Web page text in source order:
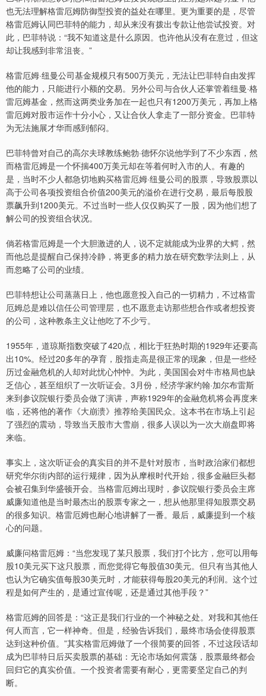
也无法理解格雷厄姆防御型投资的益处在哪里。更为重要的是，尽管
格雷厄姆认同巴菲特的能力，却从来没有拨出专款让他尝试投资。对
此，巴菲特说：“我不知道这是什么原因。也许他从没有在意过，但这
却让我感到非常沮丧。”
格雷厄姆·纽曼公司基金规模只有500万美元，无法让巴菲特自由发挥
他的能力，只能进行小额的交易。另外公司与合伙人还掌管着纽曼·格
雷厄姆基金，然而这两类业务加在一起也只有1200万美元，再加上格
雷厄姆对股市运作十分小心，又让合伙人拿走了一部分资金。巴菲特
为无法施展才华而感到郁闷。
巴菲特曾对自己的高尔夫球教练鲍勃·德怀尔说他学到了不少东西，然
而格雷厄姆是一个怀揣400万美元却在等着何时入市的人。有趣的
是，当时不少人都急切地购买格雷厄姆·纽曼公司的股票，导致股票以
高于公司各项投资组合价值200美元的溢价在进行交易，最后每股股
票飙升到1200美元。不过当时一些人仅仅购买了一股，因为他们想了
解公司的投资组合状况。
倘若格雷厄姆是一个大胆激进的人，说不定就能成为业界的大鳄，然
而他总是提醒自己保持冷静，将更多的精力放在研究数学法则上，从
而忽略了公司的业绩。
巴菲特想让公司蒸蒸日上，他也愿意投入自己的一切精力，不过格雷
厄姆总是难以信任公司管理层，也不愿意走访那些想合作或者想投资
的公司，这种教条主义让他吃了不少亏。
1955年，道琼斯指数突破了420点，相比于狂热时期的1929年还要高
出10%。经过20多年的孕育，股指走高是很正常的现象，但是一些经
历过金融危机的人却对此忧心忡忡。为此，美国国会对牛市格局也缺
乏信心，甚至组织了一次听证会。3月份，经济学家约翰·加尔布雷斯
来到参议院银行委员会做了演讲，声称1929年的金融危机将会再度来
临，还将他的著作《大崩溃》推荐给美国民众。这本书在市场上引起
了强烈的震动，导致当天股市大雪崩，很多人误以为一次大崩盘即将
来临。
事实上，这次听证会的真实目的并不是针对股市，当时政治家们都想
研究华尔街内部的运行规律，因为从摩根时代开始，很多金融巨头都
会被召集到华盛顿开会。当格雷厄姆出现时，参议院银行委员会主席
威廉知道他是当时最杰出的股票专家之一，想从他那里得知股票交易
的很多知识。格雷厄姆也耐心地讲解了一番。最后，威廉提到一个核
心的问题。
威廉问格雷厄姆：“当您发现了某只股票，我们打个比方，您可以用每
股10美元买下这只股票，而您觉得它每股值30美元。但只有当其他人
也认为它确实值每股30美元时，才能获得每股20美元的利润。这个过
程是如何产生的，是通过宣传呢，还是通过其他手段？”
格雷厄姆的回答是：“这正是我们行业的一个神秘之处。对我和其他任
何人而言，它一样神奇。但是，经验告诉我们，最终市场会使得股票
达到这种价值。”其实格雷厄姆做了一个很简要的回答，不过这段话却
成为巴菲特日后买卖股票的基础：无论市场如何震荡，股票最终都会
回归它的真实价值。一个投资者需要有耐心，更需要坚定自己的判
断。